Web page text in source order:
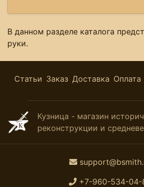
В данном разделе каталога
руки.
Статьи Заказ Доставка Оплата
Кузница - магазин
реконструкции и
+7-960-534-04-